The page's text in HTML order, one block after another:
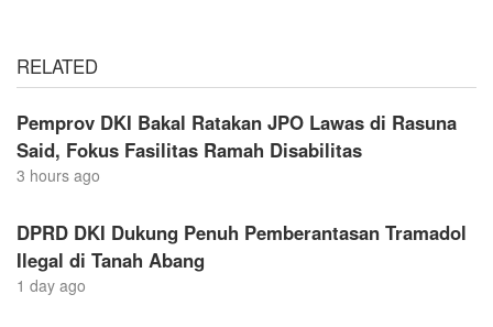
RELATED
Pemprov DKI Bakal Ratakan JPO Lawas di Rasuna
Said, Fokus Fasilitas Ramah Disabilitas
3 hours ago
DPRD DKI Dukung Penuh Pemberantasan Tramadol
Ilegal di Tanah Abang
1 day ago